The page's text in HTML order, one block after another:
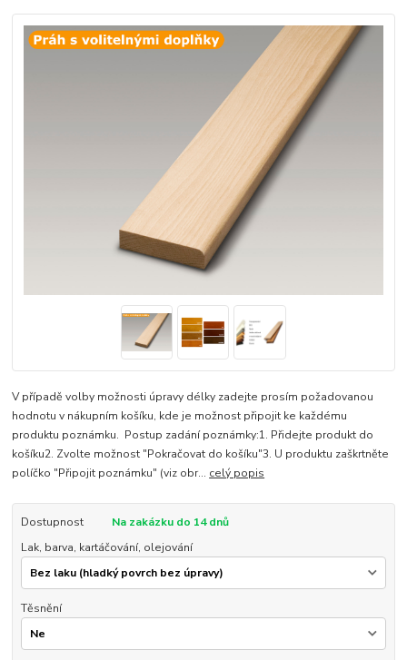
V případě volby možnosti úpravy délky zadejte prosím požadovanou
hodnotu v nákupním košíku, kde je možnost připojit ke každému
produktu poznámku. Postup zadání poznámky:1. Přidejte produkt do
košíku2. Zvolte možnost "Pokračovat do košíku"3. U produktu zaškrtněte
políčko "Připojit poznámku" (viz obr... celý popis
Dostupnost
Na zakázku do 14 dnů
Lak, barva, kartáčování, olejování
Těsnění